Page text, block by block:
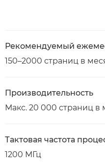
Рекомендуемый
150–2000 страниц в
Производительность
Макс. 20 000 страниц в
Тактовая частота
1200 МГц